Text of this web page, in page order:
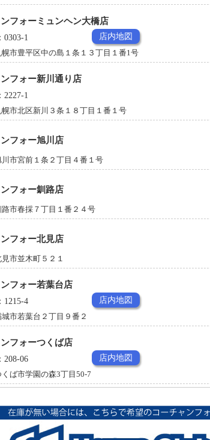
フォーミュンヘン大橋店
0303-1 店内地図
市豊平区中の島１条１３丁目１番1号
フォー新川通り店
2227-1
市北区新川３条１８丁目１番１号
フォー旭川店
市宮前１条２丁目４番１号
フォー釧路店
市春採７丁目１番２４号
フォー北見店
市並木町５２１
フォー若葉台店
1215-4 店内地図
市若葉台２丁目９番２
フォーつくば店
208-06 店内地図
ば市学園の森3丁目50-7